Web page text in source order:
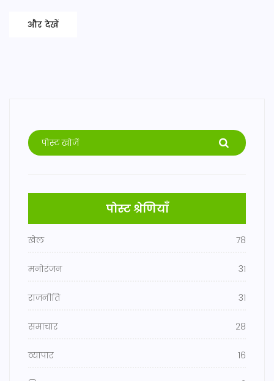
और देखें
पोस्ट श्रेणियाँ
खेल 78
मनोरंजन 31
राजनीति 31
समाचार 28
व्यापार 16